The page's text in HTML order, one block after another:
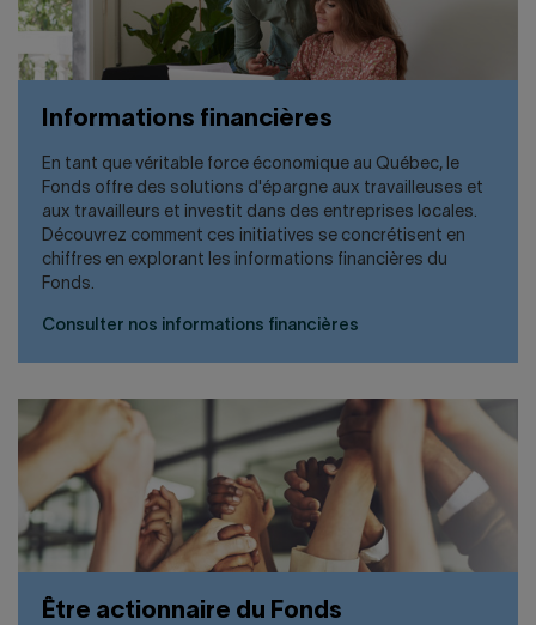
Informations financières
En tant que véritable force économique au Québec, le
Fonds offre des solutions d'épargne aux travailleuses et
aux travailleurs et investit dans des entreprises locales.
Découvrez comment ces initiatives se concrétisent en
chiffres en explorant les informations financières du
Fonds.
Consulter nos informations financières
Être actionnaire du Fonds